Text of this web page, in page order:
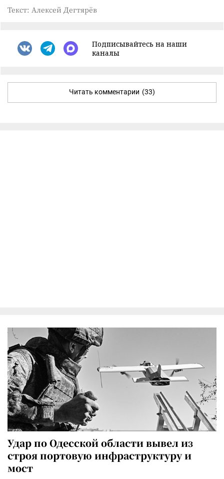
Текст: Алексей Дегтярёв
Подписывайтесь на наши
каналы
Читать комментарии (33)
Удар по Одесской области вывел из
строя портовую инфраструктуру и
мост